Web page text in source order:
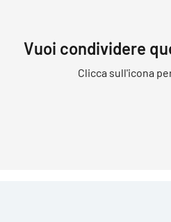
Vuoi condividere
Clicca sull'icona